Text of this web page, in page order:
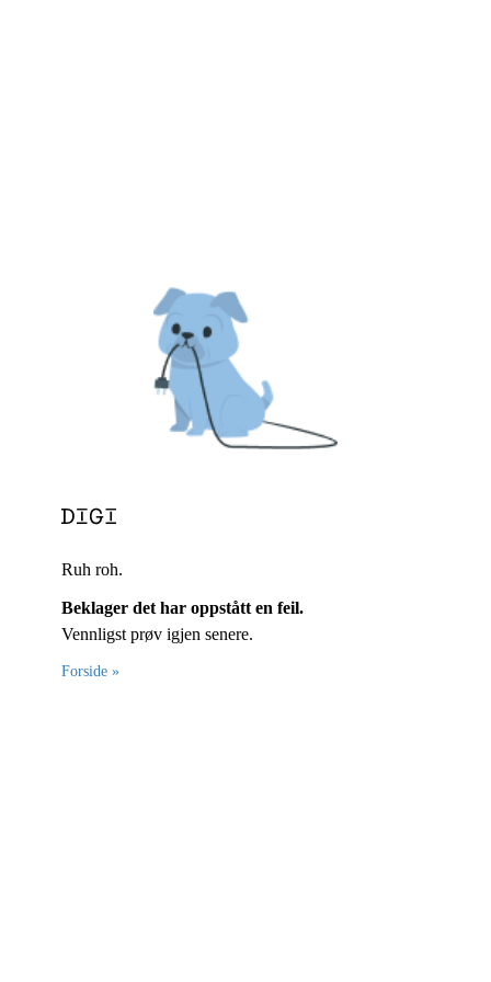
Ruh roh.
Beklager det har oppstått en feil.
Vennligst prøv igjen senere.
Forside »